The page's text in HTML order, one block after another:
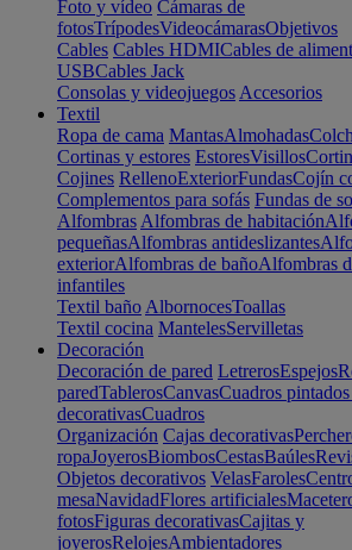
Foto y vídeo Cámaras de
fotosTrípodesVideocámarasObjetivos
Cables Cables HDMICables de
USBCables Jack
Consolas y videojuegos Accesorios
Textil
Ropa de cama MantasAlmohadas
Cortinas y estores EstoresVisillos
Cojines RellenoExteriorFundasCojín
Complementos para sofás Fundas de
Alfombras Alfombras de habitación
pequeñasAlfombras antideslizantes
exteriorAlfombras de bañoAlfombras
infantiles
Textil baño AlbornocesToallas
Textil cocina MantelesServilletas
Decoración
Decoración de pared LetrerosEspejos
paredTablerosCanvasCuadros
decorativasCuadros
Organización Cajas decorativas
ropaJoyerosBiombosCestasBaúles
Objetos decorativos VelasFaroles
mesaNavidadFlores artificiales
fotosFiguras decorativasCajitas y
joyerosRelojesAmbientadores